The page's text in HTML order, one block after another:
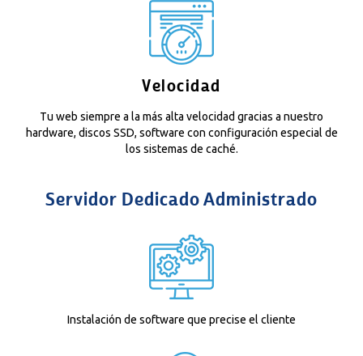
Velocidad
Tu web siempre a la más alta velocidad gracias a nuestro
hardware, discos SSD, software con configuración especial de
los sistemas de caché.
Servidor Dedicado Administrado
Instalación de software que precise el cliente